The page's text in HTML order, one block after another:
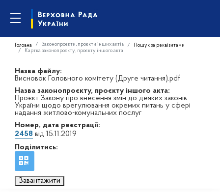
Головна Законопроєкти, проєкти інших актів
Пошук за реквізитами
Картка законопроєкту, проєкту іншого акта
Назва файлу:
Висновок Головного комітету (Друге читання).pdf
Назва законопроєкту, проєкту іншого акта:
Проєкт Закону про внесення змін до деяких законів
України щодо врегулювання окремих питань у сфері
надання житлово-комунальних послуг
Номер, дата реєстрації:
2458 від 15.11.2019
Поділитись:
Завантажити